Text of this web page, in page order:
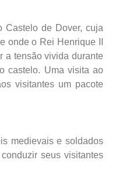
Castelo de Dover, cuja
onde o Rei Henrique II
a tensão vivida durante
castelo. Uma visita ao
visitantes um pacote
medievais e soldados
seus visitantes